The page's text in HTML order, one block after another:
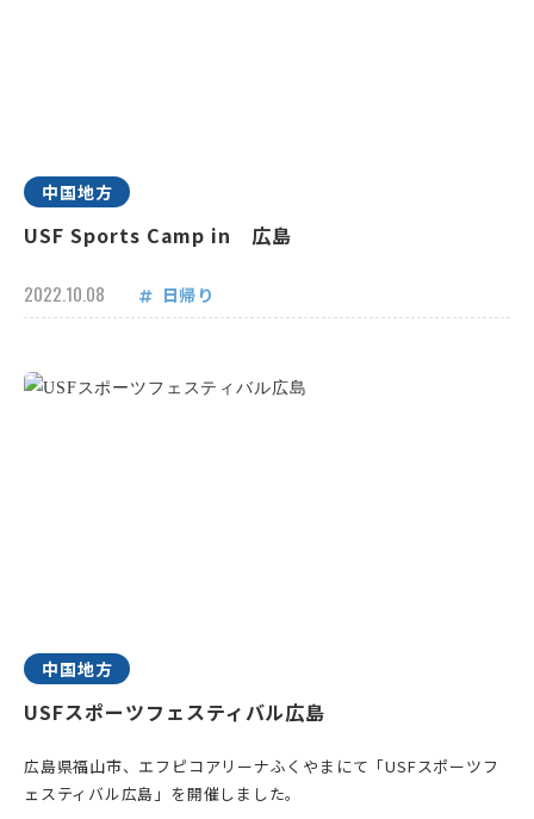
中国地方
USF Sports Camp in 広島
2022.10.08 日帰り
中国地方
USFスポーツフェスティバル広島
広島県福山市、エフピコアリーナふくやまにて「USFスポーツフ
ェスティバル広島」を開催しました。